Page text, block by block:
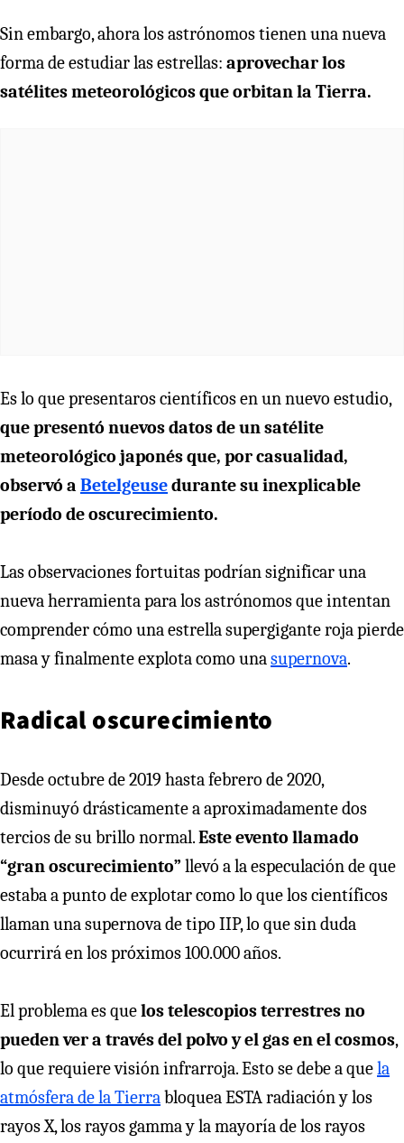
Sin embargo, ahora los astrónomos tienen una nueva
forma de estudiar las estrellas: aprovechar los
satélites meteorológicos que orbitan la Tierra.
Es lo que presentaros científicos en un nuevo estudio,
que presentó nuevos datos de un satélite
meteorológico japonés que, por casualidad,
observó a Betelgeusedurante su inexplicable
período de oscurecimiento.
Las observaciones fortuitas podrían significar una
nueva herramienta para los astrónomos que intentan
comprender cómo una estrella supergigante roja pierde
masa y finalmente explota como unasupernova.
Radical oscurecimiento
Desde octubre de 2019 hasta febrero de 2020,
disminuyó drásticamente a aproximadamente dos
tercios de su brillo normal.Este evento llamado
“gran oscurecimiento” llevó a la especulación de que
estaba a punto de explotar como lo que los científicos
llaman una supernova de tipo IIP, lo que sin duda
ocurrirá en los próximos 100.000 años.
El problema es quelos telescopios terrestres no
pueden ver a través del polvo y el gas en el cosmos,
lo que requiere visión infrarroja. Esto se debe a quela
atmósfera de la Tierrabloquea ESTA radiación y los
rayos X, los rayos gamma y la mayoría de los rayos